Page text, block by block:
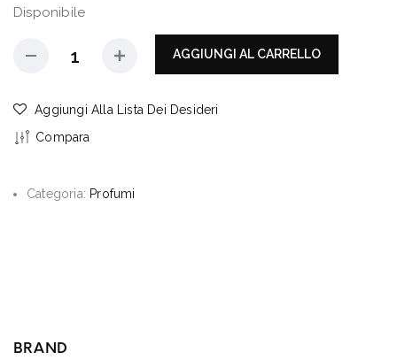
Disponibile
AGGIUNGI AL CARRELLO
Aggiungi Alla Lista Dei Desideri
Compara
Categoria: Profumi
BRAND